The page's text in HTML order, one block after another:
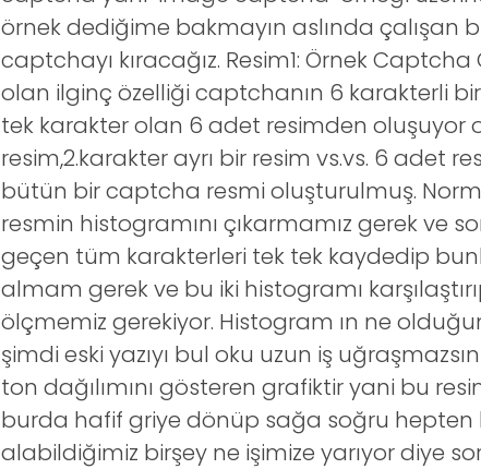
örnek dediğime bakmayın aslında çalışan
captchayı kıracağız. Resim1: Örnek
olan ilginç özelliği captchanın 6 karakterli
tek karakter olan 6 adet resimden oluşuyor
resim,2.karakter ayrı bir resim vs.vs. 6 adet
bütün bir captcha resmi oluşturulmuş.
resmin histogramını çıkarmamız gerek ve
geçen tüm karakterleri tek tek kaydedip
almam gerek ve bu iki histogramı
ölçmemiz gerekiyor. Histogram ın ne
şimdi eski yazıyı bul oku uzun iş
ton dağılımını gösteren grafiktir yani bu
burda hafif griye dönüp sağa soğru hepten
alabildiğimiz birşey ne işimize yarıyor diye